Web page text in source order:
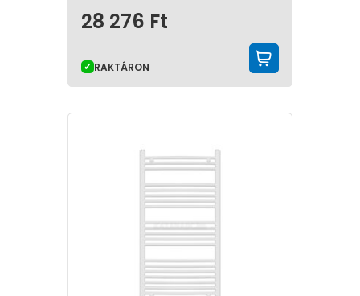
28 276 Ft
RAKTÁRON